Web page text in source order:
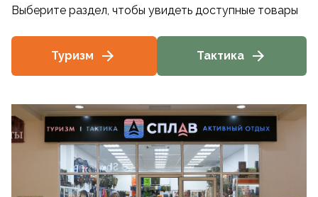
Выберите раздел, чтобы увидеть доступные товары
Туризм Тактика